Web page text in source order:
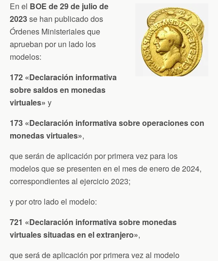
En el BOE de 29 de julio de
2023se han publicado dos
Órdenes Ministeriales que
aprueban por un lado los
modelos:
172 «Declaración informativa
sobre saldos en monedas
virtuales» y
173 «Declaración informativa sobre operaciones con
monedas virtuales»,
que serán de aplicación por primera vez para los
modelos que se presenten en el mes de enero de 2024,
correspondientes al ejercicio 2023;
y por otro lado el modelo:
721 «Declaración informativa sobre monedas
virtuales situadas en el extranjero»,
que será de aplicación por primera vez al modelo